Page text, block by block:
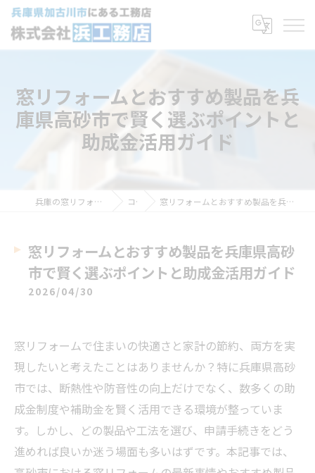
窓リフォームとおすすめ製品を兵
庫県高砂市で賢く選ぶポイントと
助成金活用ガイド
兵庫の窓リフォームなら株式会社浜工務店 コラム 窓リフォームとおすすめ製品を兵庫県高砂市で賢く選ぶポイントと助成金活用ガイド
窓リフォームとおすすめ製品を兵庫県高砂
市で賢く選ぶポイントと助成金活用ガイド
2026/04/30
窓リフォームで住まいの快適さと家計の節約、両方を実
現したいと考えたことはありませんか？特に兵庫県高砂
市では、断熱性や防音性の向上だけでなく、数多くの助
成金制度や補助金を賢く活用できる環境が整っていま
す。しかし、どの製品や工法を選び、申請手続きをどう
進めれば良いか迷う場面も多いはずです。本記事では、